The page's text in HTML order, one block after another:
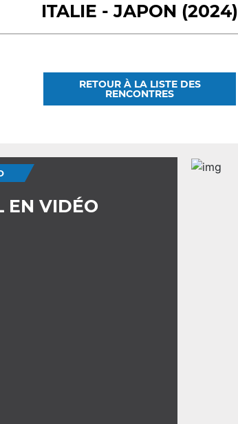
ITALIE - JAPON (2024)
RETOUR À LA LISTE DES
RENCONTRES
EN VIDÉO